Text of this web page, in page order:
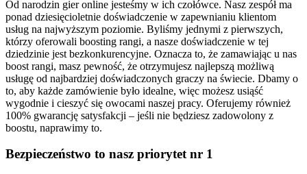
Od narodzin gier online jesteśmy w ich czołówce. Nasz zespół ma
ponad dziesięcioletnie doświadczenie w zapewnianiu klientom
usług na najwyższym poziomie. Byliśmy jednymi z pierwszych,
którzy oferowali boosting rangi, a nasze doświadczenie w tej
dziedzinie jest bezkonkurencyjne. Oznacza to, że zamawiając u nas
boost rangi, masz pewność, że otrzymujesz najlepszą możliwą
usługę od najbardziej doświadczonych graczy na świecie. Dbamy o
to, aby każde zamówienie było idealne, więc możesz usiąść
wygodnie i cieszyć się owocami naszej pracy. Oferujemy również
100% gwarancję satysfakcji – jeśli nie będziesz zadowolony z
boostu, naprawimy to.
Bezpieczeństwo to nasz priorytet nr 1